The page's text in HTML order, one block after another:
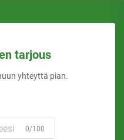
tarjous
yhteyttä pian.
0/100